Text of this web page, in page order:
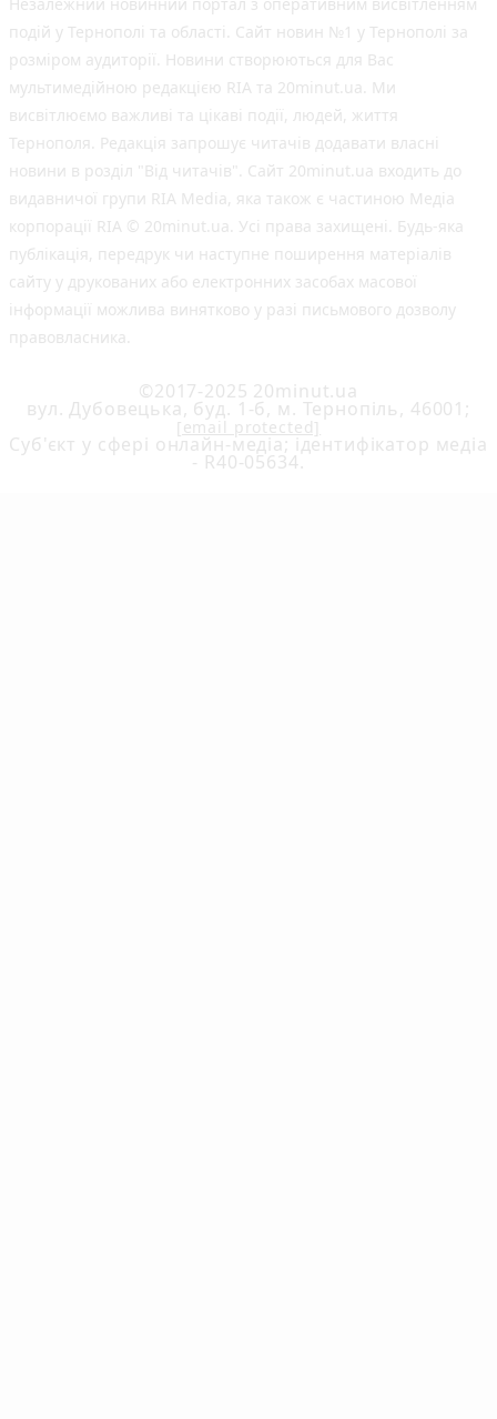
Незалежний новинний портал з оперативним висвітленням
подій у Тернополі та області. Сайт новин №1 у Тернополі за
розміром аудиторії. Новини створюються для Вас
мультимедійною редакцією RIA та 20minut.ua. Ми
висвітлюємо важливі та цікаві події, людей, життя
Тернополя. Редакція запрошує читачів додавати власні
новини в розділ "Від читачів". Сайт 20minut.ua входить до
видавничої групи RIA Media, яка також є частиною Медіа
корпорації RIA © 20minut.ua. Усі права захищені. Будь-яка
публiкацiя, передрук чи наступне поширення матеріалів
сайту у друкованих або електронних засобах масової
інформації можлива винятково у разі письмового дозволу
правовласника.
©2017-2025 20minut.ua
вул. Дубовецька, буд. 1-б, м. Тернопіль, 46001;
[email protected]
Cуб'єкт у сфері онлайн-медіа; ідентифікатор медіа
- R40-05634.